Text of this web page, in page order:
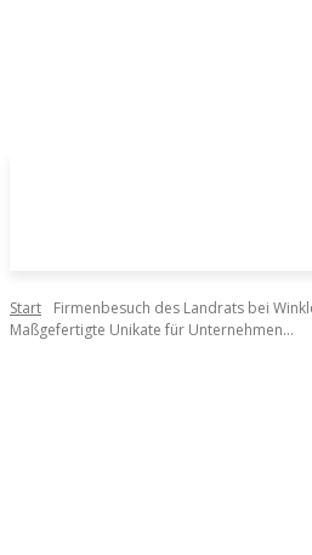
Start
Firmenbesuch des Landrats bei
Maßgefertigte Unikate für Unternehmen...